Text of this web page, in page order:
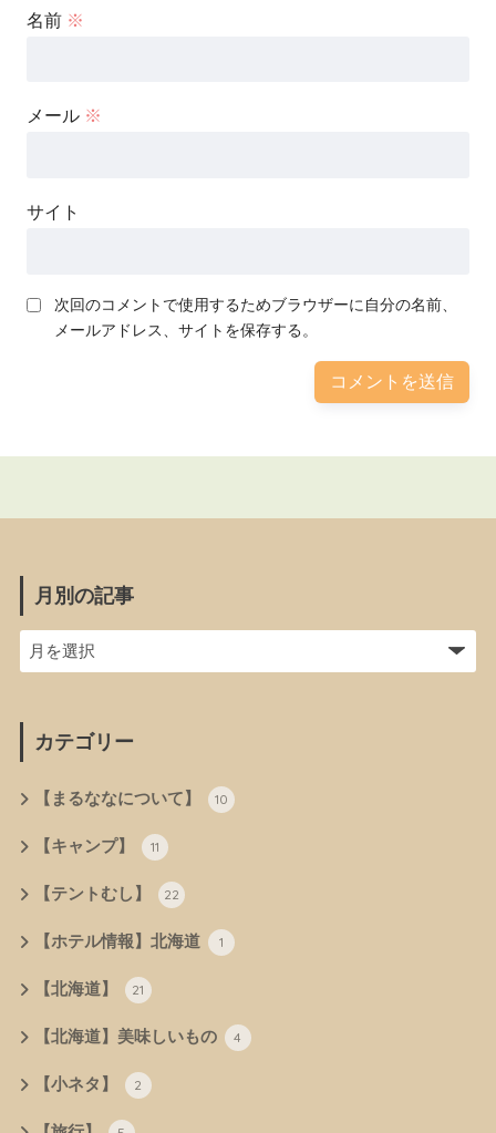
名前 ※
メール ※
サイト
次回のコメントで使用するためブラウザーに自分の名前、
メールアドレス、サイトを保存する。
月別の記事
カテゴリー
【まるななについて】 10
【キャンプ】 11
【テントむし】 22
【ホテル情報】北海道 1
【北海道】 21
【北海道】美味しいもの 4
【小ネタ】 2